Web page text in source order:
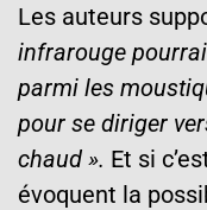
Les auteurs
infrarouge
parmi les
pour se diriger
chaud ». Et si
évoquent la